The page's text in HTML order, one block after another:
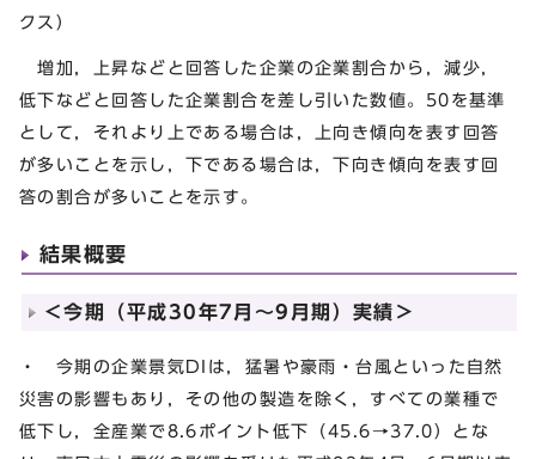
クス）
増加，上昇などと回答した企業の企業割合から，減少，
低下などと回答した企業割合を差し引いた数値。50を基準
として，それより上である場合は，上向き傾向を表す回答
が多いことを示し，下である場合は，下向き傾向を表す回
答の割合が多いことを示す。
結果概要
＜今期（平成30年7月～9月期）実績＞
・ 今期の企業景気DIは，猛暑や豪雨・台風といった自然
災害の影響もあり，その他の製造を除く，すべての業種で
低下し，全産業で8.6ポイント低下（45.6→37.0）とな